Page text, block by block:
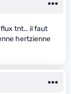
flux tnt… il faut
hertzienne